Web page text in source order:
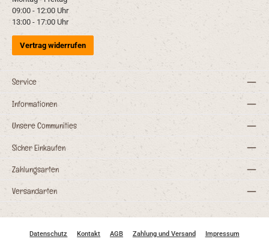
Sicher Einkaufen
Service
Informationen
09:00 - 12:00 Uhr
13:00 - 17:00 Uhr
Vertrag widerrufen
Unsere Communities
Zahlungsarten
Versandarten
Datenschutz Kontakt AGB Zahlung und Versand Impressum